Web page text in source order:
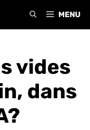
MENU
vides
dans